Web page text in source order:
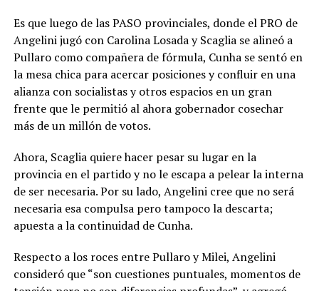
Es que luego de las PASO provinciales, donde el PRO de
Angelini jugó con Carolina Losada y Scaglia se alineó a
Pullaro como compañera de fórmula, Cunha se sentó en
la mesa chica para acercar posiciones y confluir en una
alianza con socialistas y otros espacios en un gran
frente que le permitió al ahora gobernador cosechar
más de un millón de votos.
Ahora, Scaglia quiere hacer pesar su lugar en la
provincia en el partido y no le escapa a pelear la interna
de ser necesaria. Por su lado, Angelini cree que no será
necesaria esa compulsa pero tampoco la descarta;
apuesta a la continuidad de Cunha.
Respecto a los roces entre Pullaro y Milei, Angelini
consideró que “son cuestiones puntuales, momentos de